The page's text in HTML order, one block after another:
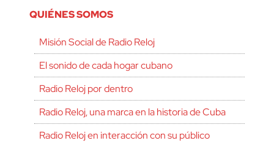
QUIÉNES SOMOS
Misión Social de Radio Reloj
El sonido de cada hogar cubano
Radio Reloj por dentro
Radio Reloj, una marca en la historia de Cuba
Radio Reloj en interacción con su público